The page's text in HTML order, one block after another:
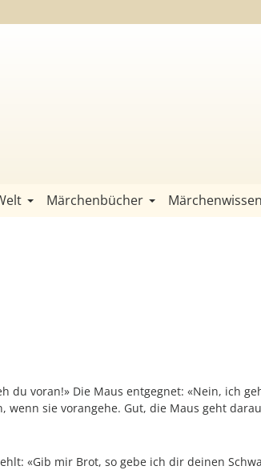
Märchenbücher Märchenwissen
du voran!» Die Maus entgegnet: «Nein, ich
wenn sie vorangehe. Gut, die Maus geht
«Gib mir Brot, so gebe ich dir deinen